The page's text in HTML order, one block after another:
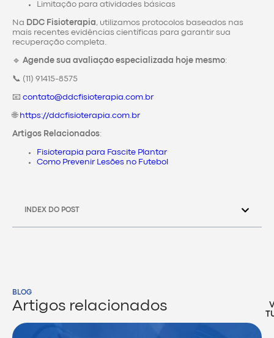
Limitação para atividades básicas
Na DDC Fisioterapia, utilizamos protocolos baseados nas
mais recentes evidências científicas para garantir sua
recuperação completa.
🔹 Agende sua avaliação especializada hoje mesmo:
📞 (11) 91415-8575
📧 contato@ddcfisioterapia.com.br
🌐 https://ddcfisioterapia.com.br
Artigos Relacionados:
Fisioterapia para Fascite Plantar
Como Prevenir Lesões no Futebol
INDEX DO POST
BLOG
Artigos relacionados